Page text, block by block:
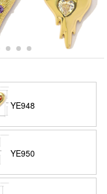
YE948
YE950